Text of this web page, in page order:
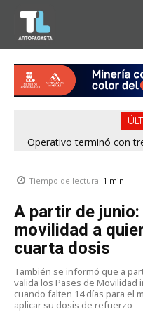
Operativo terminó con
Tiempo de lectura: 1 min.
A partir de
movilidad a
cuarta dosis
También se informó que a
valida los Pases de
cuando falten 14 días para el
aplicar su dosis de refuerzo